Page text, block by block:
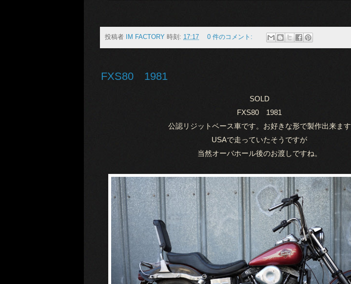
投稿者 IM FACTORY 時刻: 17:17 0 件のコメント:
FXS80 1981
SOLD
FXS80 1981
公認リジットベース車です。お好きな形で製作出来ます
USAで走っていたそうですが
当然オーバホール後のお渡しですね。